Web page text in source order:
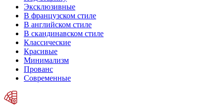
Эксклюзивные
В французском стиле
В английском стиле
В скандинавском стиле
Классические
Красивые
Минимализм
Прованс
Современные